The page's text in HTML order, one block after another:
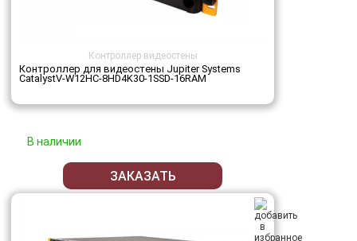
Контроллер видеостены
Контроллер для видеостены Jupiter Systems
CatalystV-W12HC-8HD4K30-1SSD-16RAM
В наличии
ЗАКАЗАТЬ